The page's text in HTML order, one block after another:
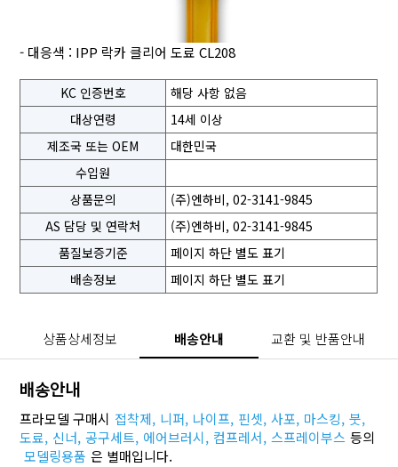
- 대응색 : IPP 락카 클리어 도료 CL208
KC 인증번호
해당 사항 없음
대상연령
14세 이상
제조국 또는 OEM
대한민국
수입원
상품문의
(주)엔하비, 02-3141-9845
AS 담당 및 연락처
(주)엔하비, 02-3141-9845
품질보증기준
페이지 하단 별도 표기
배송정보
페이지 하단 별도 표기
상품상세정보 배송안내 교환 및 반품안내
배송안내
프라모델 구매시 접착제, 니퍼, 나이프, 핀셋, 사포, 마스킹, 붓,
도료, 신너, 공구세트, 에어브러시, 컴프레서, 스프레이부스 등의
모델링용품 은 별매입니다.